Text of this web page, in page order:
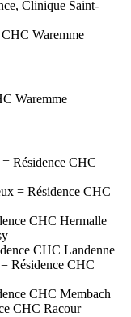
Clinique Saint-
Waremme
Waremme
Résidence CHC
= Résidence CHC
CHC Hermalle
CHC Landenne
Résidence CHC
CHC Membach
CHC Racour